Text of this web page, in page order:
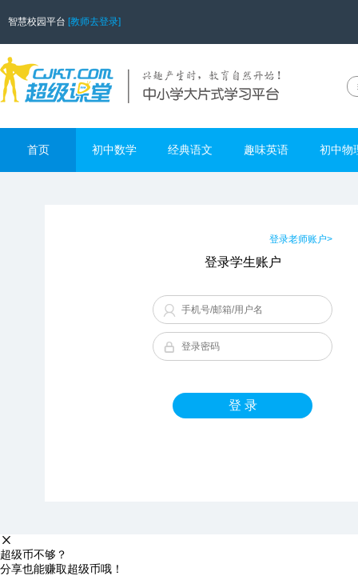
智慧校园平台 [教师去登录]
首页 初中数学 经典语文 趣味英语 初中物
登录老师账户>
登录学生账户
登 录
超级币不够？
分享也能赚取超级币哦！